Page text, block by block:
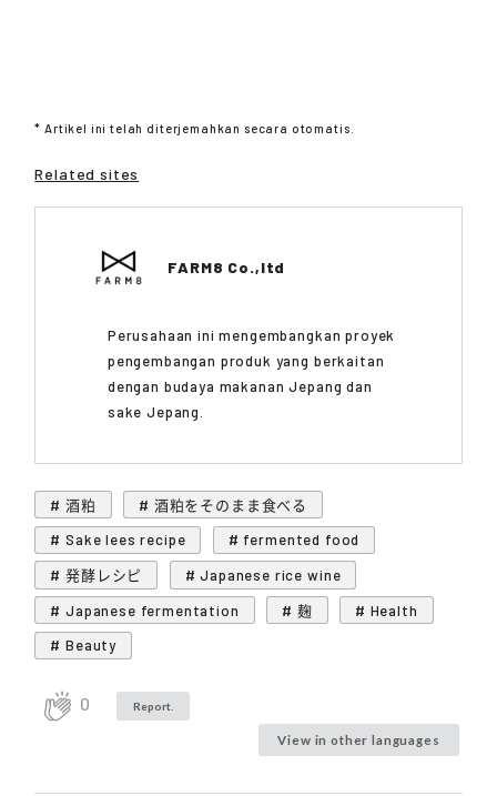
* Artikel ini telah diterjemahkan secara otomatis.
Related sites
FARM8 Co.,ltd
Perusahaan ini mengembangkan proyek
pengembangan produk yang berkaitan
dengan budaya makanan Jepang dan
sake Jepang.
# 酒粕
# 酒粕をそのまま食べる
# Sake lees recipe
# fermented food
# 発酵レシピ
# Japanese rice wine
# Japanese fermentation
# 麹
# Health
# Beauty
0 Report.
View in other languages